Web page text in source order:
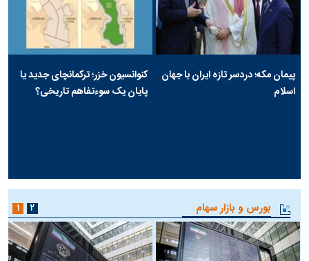
پیمان مکه؛ دردسر تازه ایران با جهان
اسلام
کنوانسیون خزر؛ ترکمانچای جدید یا
پایان یک سوءتفاهم تاریخی؟
بورس و بازار سهام ۱ ۲